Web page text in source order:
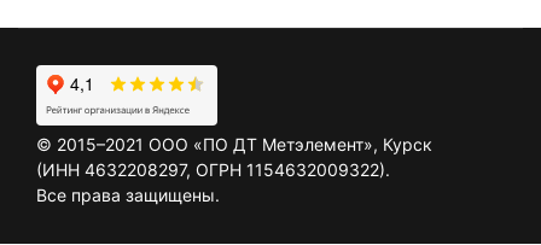
© 2015–2021 ООО «ПО ДТ Метэлемент», Курск
(ИНН 4632208297, ОГРН 1154632009322).
Все права защищены.